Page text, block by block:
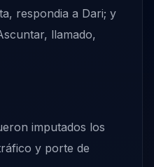
respondia a Dari; y
llamado,
imputados los
y porte de